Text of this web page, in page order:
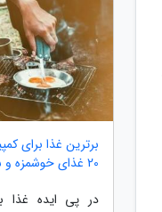
برترین غذا برای
20 غذای خوشمزه و ساده)
در پی ایده غذا